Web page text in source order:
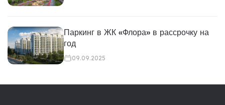
Паркинг в ЖК «Флора» в рассрочку на
год
09.09.2025